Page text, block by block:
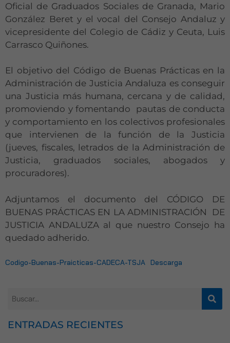
Oficial de Graduados Sociales de Granada, Mario
González Beret y el vocal del Consejo Andaluz y
vicepresidente del Colegio de Cádiz y Ceuta, Luis
Carrasco Quiñones.
El objetivo del Código de Buenas Prácticas en la
Administración de Justicia Andaluza es conseguir
una Justicia más humana, cercana y de calidad,
promoviendo y fomentando pautas de conducta
y comportamiento en los colectivos profesionales
que intervienen de la función de la Justicia
(jueves, fiscales, letrados de la Administración de
Justicia, graduados sociales, abogados y
procuradores).
Adjuntamos el documento del CÓDIGO DE
BUENAS PRÁCTICAS EN LA ADMINISTRACIÓN DE
JUSTICIA ANDALUZA al que nuestro Consejo ha
quedado adherido.
Codigo-Buenas-Praicticas-CADECA-TSJA Descarga
ENTRADAS RECIENTES